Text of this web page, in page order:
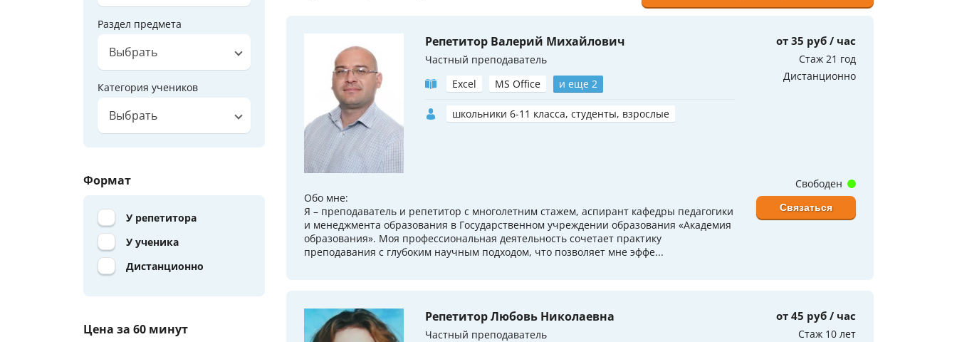
Раздел предмета
Выбрать
Категория учеников
Выбрать
Формат
У репетитора
У ученика
Дистанционно
Цена за 60 минут
Репетитор Валерий Михайлович
Частный преподаватель
Excel
MS Office и еще 2
школьники 6-11 класса, студенты, взрослые
от 35 руб / час
Стаж 21 год
Дистанционно
Обо мне:
Я – преподаватель и репетитор с многолетним стажем, аспирант кафедры педагогики
и менеджмента образования в Государственном учреждении образования «Академия
образования». Моя профессиональная деятельность сочетает практику
преподавания с глубоким научным подходом, что позволяет мне эффе...
Свободен
Связаться
Репетитор Любовь Николаевна
Частный преподаватель
от 45 руб / час
Стаж 10 лет